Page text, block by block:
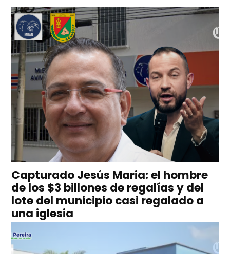
Capturado Jesús Maria: el hombre
de los $3 billones de regalías y del
lote del municipio casi regalado a
una iglesia